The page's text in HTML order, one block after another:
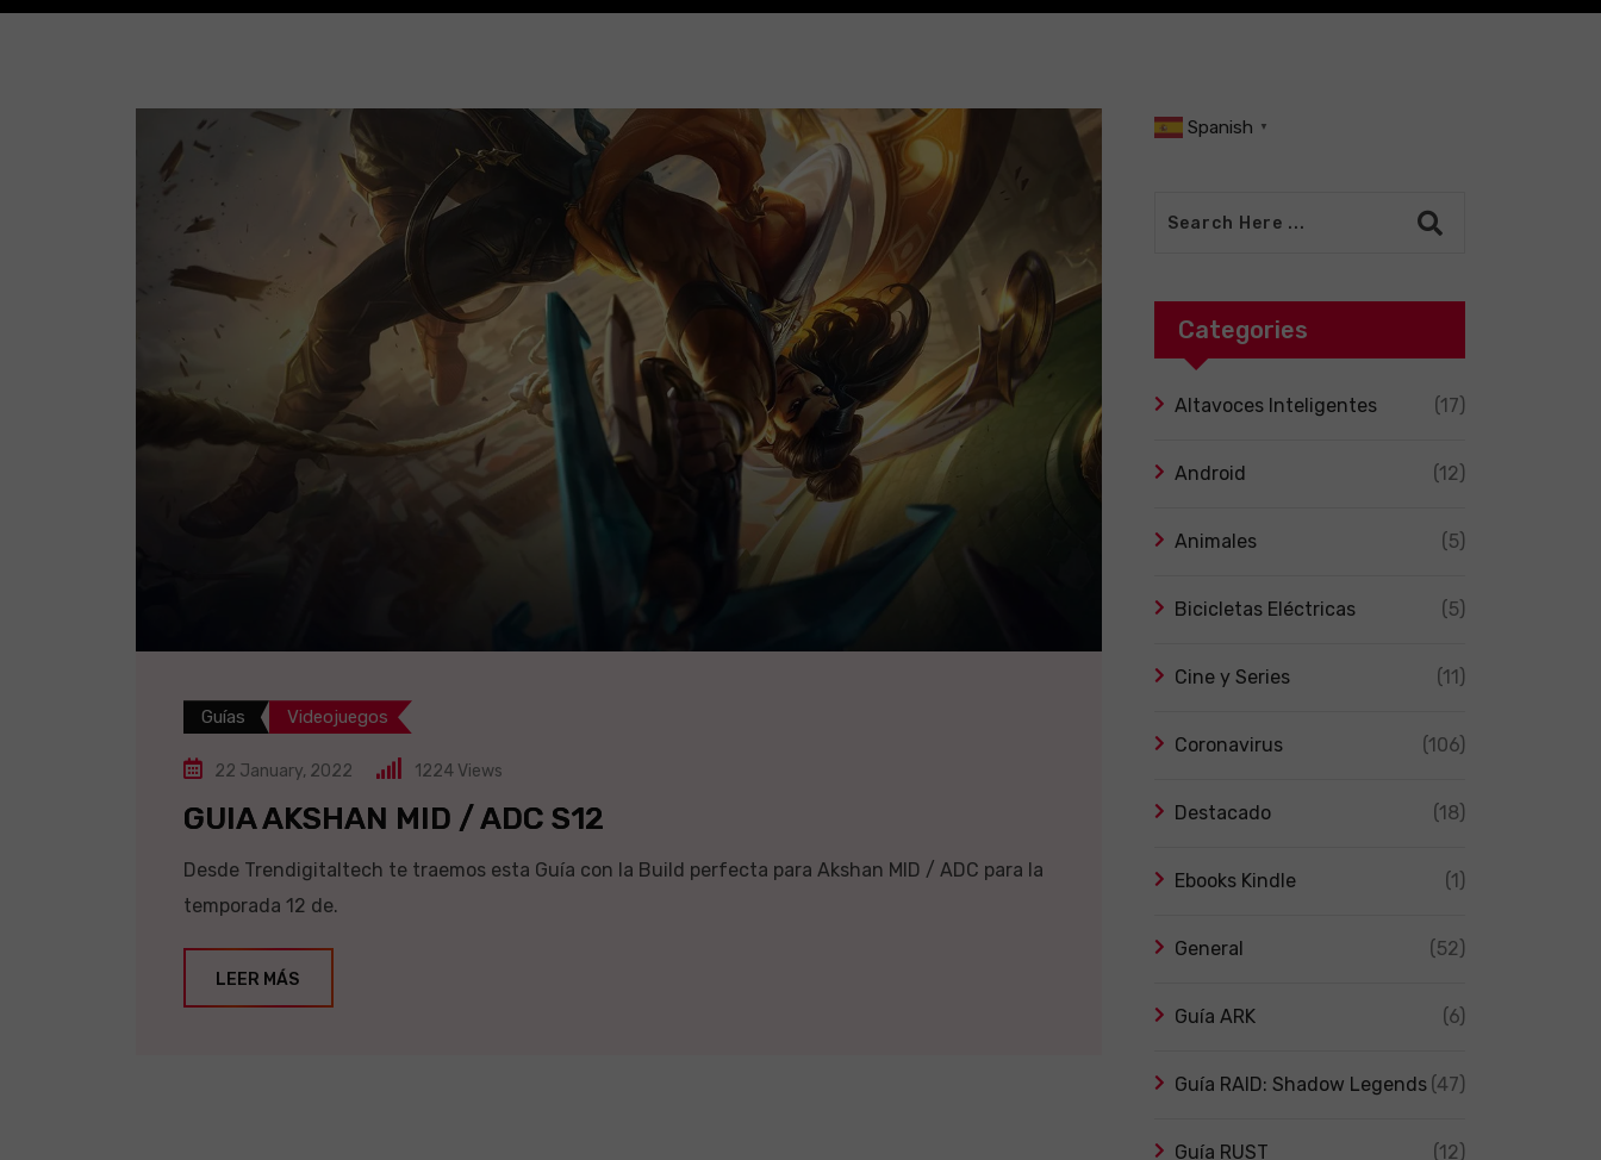
Guías Videojuegos
22 January, 2022 1224 Views
GUIA AKSHAN MID / ADC S12
Desde Trendigitaltech te traemos esta Guía con la Build perfecta para Akshan MID / ADC para la
temporada 12 de.
LEER MÁS
Spanish ▼
Categories
Altavoces Inteligentes (17)
Android (12)
Animales (5)
Bicicletas Eléctricas (5)
Cine y Series (11)
Coronavirus (106)
Destacado (18)
Ebooks Kindle (1)
General (52)
Guía ARK (6)
Guía RAID: Shadow Legends (47)
Guía RUST (12)